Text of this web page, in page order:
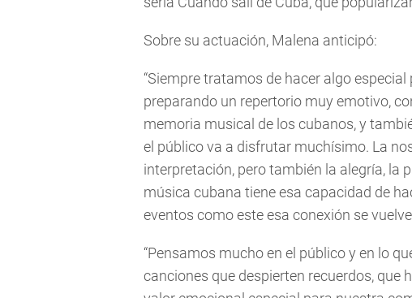
Sobre su actuación, Malena anticipó:
“Siempre tratamos de hacer algo
preparando un repertorio muy emotivo,
memoria musical de los cubanos, y
el público va a disfrutar muchísimo. La
interpretación, pero también la alegría, la
música cubana tiene esa capacidad de
eventos como este esa conexión se
“Pensamos mucho en el público y en lo
canciones que despierten recuerdos, que